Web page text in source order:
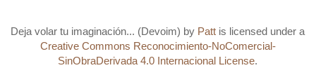
Deja volar tu imaginación... (Devoim) by Patt is licensed under a
Creative Commons Reconocimiento-NoComercial-
SinObraDerivada 4.0 Internacional License.